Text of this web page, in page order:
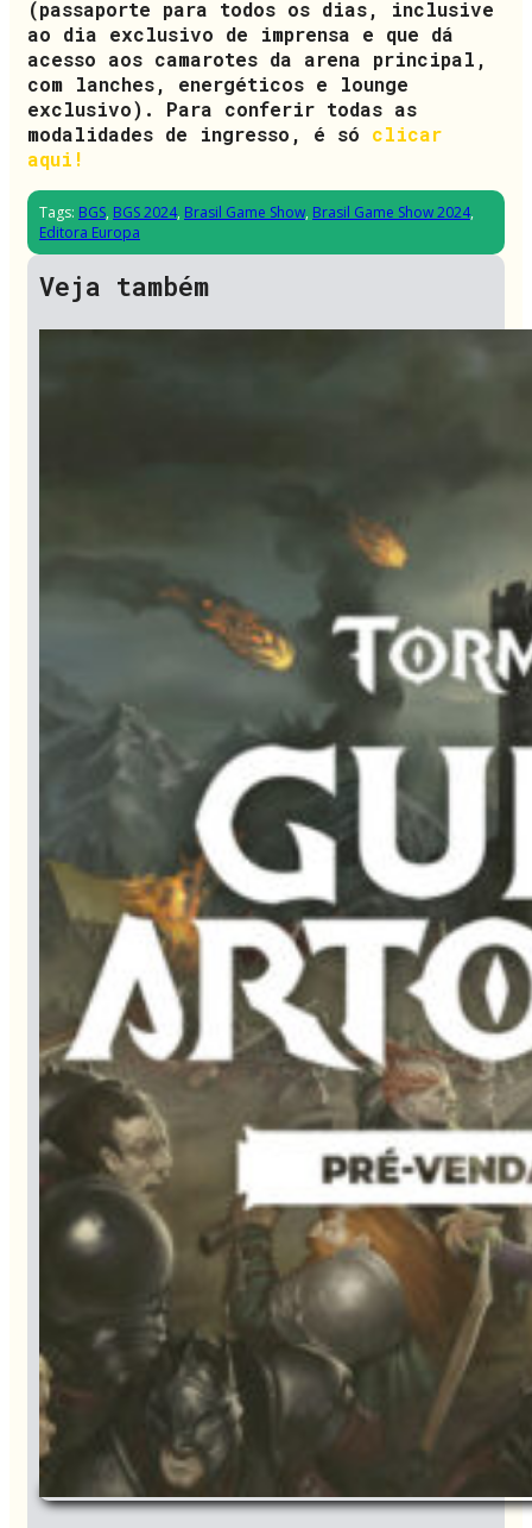
(passaporte para todos os dias, inclusive
ao dia exclusivo de imprensa e que dá
acesso aos camarotes da arena principal,
com lanches, energéticos e lounge
exclusivo). Para conferir todas as
modalidades de ingresso, é só clicar
aqui!
Tags: BGS, BGS 2024, Brasil Game Show, Brasil Game Show 2024,
Editora Europa
Veja também